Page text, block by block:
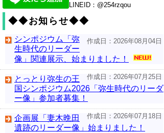
LINEID：@254rzqou
◆◆お知らせ◆◆
作成日：2026年08月04日
シンポジウム「弥
生時代のリーダー
像」関連展示、始まりました！
作成日：2026年07月25日
とっとり弥生の王
国シンポジウム2026「弥生時代のリーダ
ー像」参加者募集！
作成日：2026年07月18日
企画展「妻木晩田
遺跡のリーダー像」始まりました！